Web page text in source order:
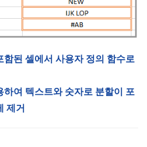
된 셀에서 사용자 정의 함수로
여 텍스트와 숫자로 분할이 포
제거